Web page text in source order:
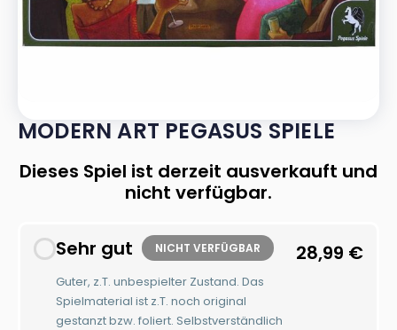
MODERN ART PEGASUS SPIELE
Dieses Spiel ist derzeit ausverkauft und
nicht verfügbar.
Sehr gut NICHT VERFÜGBAR
Guter, z.T. unbespielter Zustand. Das
Spielmaterial ist z.T. noch original
gestanzt bzw. foliert. Selbstverständlich
28,99 €